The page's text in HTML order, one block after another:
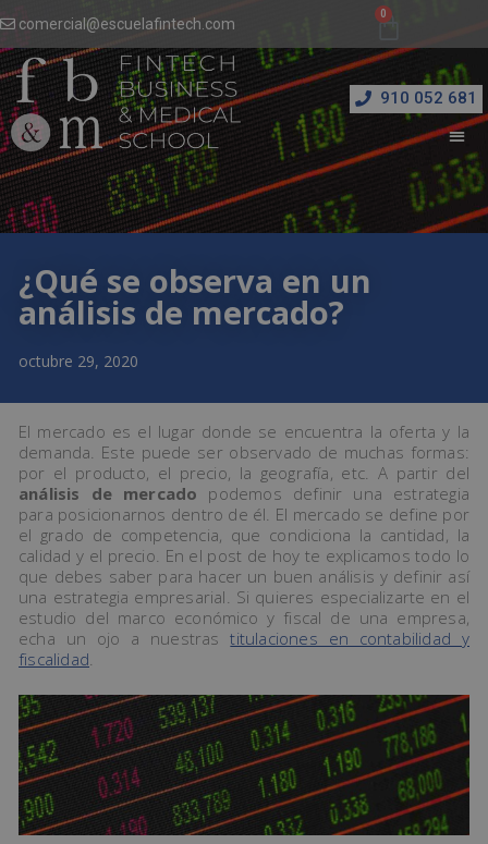
comercial@escuelafintech.com
910 052 681
¿Qué se observa en un
análisis de mercado?
octubre 29, 2020
El mercado es el lugar donde se encuentra la oferta y la
demanda. Este puede ser observado de muchas formas:
por el producto, el precio, la geografía, etc. A partir del
análisis de mercado podemos definir una estrategia
para posicionarnos dentro de él. El mercado se define por
el grado de competencia, que condiciona la cantidad, la
calidad y el precio. En el post de hoy te explicamos todo lo
que debes saber para hacer un buen análisis y definir así
una estrategia empresarial. Si quieres especializarte en el
estudio del marco económico y fiscal de una empresa,
echa un ojo a nuestrastitulaciones en contabilidad y
fiscalidad.